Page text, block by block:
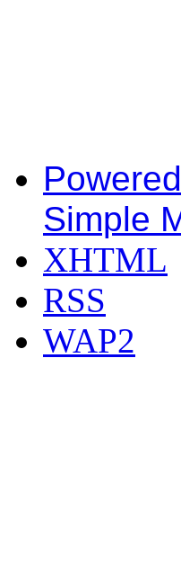
Simple
XHTML
RSS
WAP2